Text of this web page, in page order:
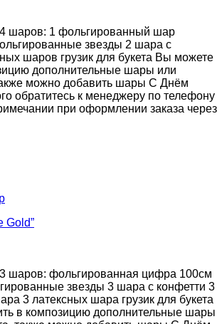
шаров: 1 фольгированный шар
звезды 2 шара с
шаров грузик для букета Вы можете
дополнительные шары или
можно добавить шары С Днём
обратитесь к менеджеру по телефону
при оформлении заказа через
Gold”
шаров: фольгированная цифра 100см
звезды 3 шара с конфетти 3
3 латексных шара грузик для букета
в композицию дополнительные шары